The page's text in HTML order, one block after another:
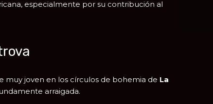
especialmente por su contribución al
muy joven en los círculos de bohemia de La
arraigada.